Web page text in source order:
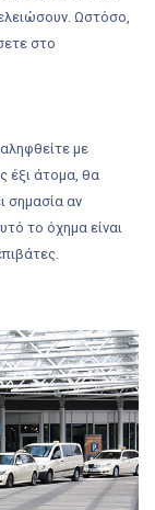
Ωστόσο,
στο
με
έξι άτομα, θα
σημασία αν
το όχημα είναι